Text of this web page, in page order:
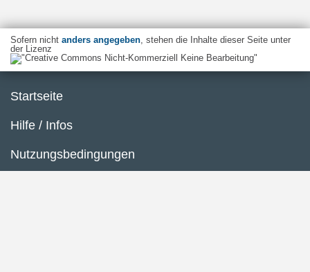
Sofern nicht anders angegeben, stehen die Inhalte dieser Seite unter
der Lizenz
Startseite
Hilfe / Infos
Nutzungsbedingungen